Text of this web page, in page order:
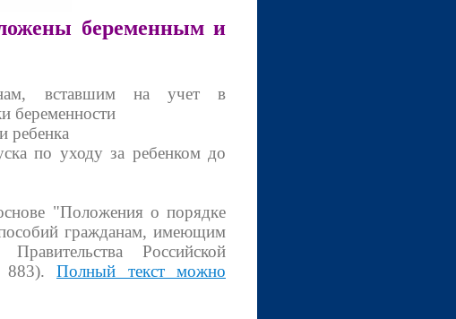
беременным и
вставшим на учет в
беременности
ребенка
по уходу за ребенком до
"Положения о порядке
гражданам, имеющим
Российской
883). Полный текст можно